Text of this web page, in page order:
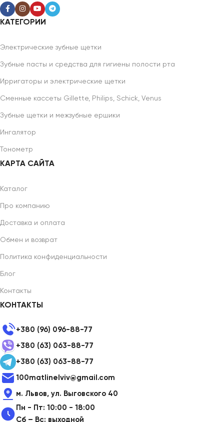
КАТЕГОРИИ
Электрические зубные щетки
Зубные пасты и средства для гигиены полости рта
Ирригаторы и электрические щетки
Сменные кассеты Gillette, Philips, Schick, Venus
Зубные щетки и межзубные ершики
Ингалятор
Тонометр
КАРТА САЙТА
Каталог
Про компанию
Доставка и оплата
Обмен и возврат
Политика конфиденциальности
Блог
Контакты
КОНТАКТЫ
+380 (96) 096-88-77
+380 (63) 063-88-77
+380 (63) 063-88-77
100matlinelviv@gmail.com
м. Львов, ул. Выговского 40
Пн - Пт: 10:00 - 18:00
Сб – Вс: выходной